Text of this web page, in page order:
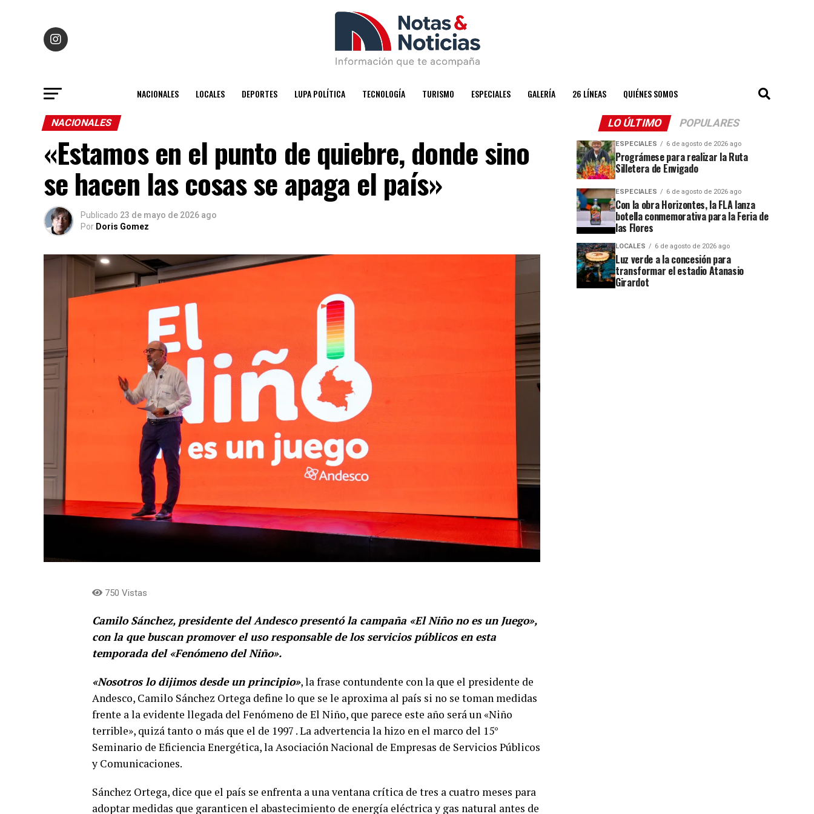
NACIONALES LOCALES DEPORTES LUPA POLÍTICA TECNOLOGÍA TURISMO ESPECIALES GALERÍA 26 LÍNEAS QUIÉNES SOMOS
NACIONALES
«Estamos en el punto de quiebre, donde sino
se hacen las cosas se apaga el país»
Publicado 23 de mayo de 2026 ago
Por Doris Gomez
750 Vistas
Camilo Sánchez, presidente del Andesco presentó la campaña «El Niño no es un Juego»,
con la que buscan promover el uso responsable de los servicios públicos en esta
temporada del «Fenómeno del Niño».
«Nosotros lo dijimos desde un principio», la frase contundente con la que el presidente de
Andesco, Camilo Sánchez Ortega define lo que se le aproxima al país si no se toman medidas
frente a la evidente llegada del Fenómeno de El Niño, que parece este año será un «Niño
terrible», quizá tanto o más que el de 1997 . La advertencia la hizo en el marco del 15°
Seminario de Eficiencia Energética, la Asociación Nacional de Empresas de Servicios Públicos
y Comunicaciones.
Sánchez Ortega, dice que el país se enfrenta a una ventana crítica de tres a cuatro meses para
adoptar medidas que garanticen el abastecimiento de energía eléctrica y gas natural antes de
LO ÚLTIMO POPULARES
ESPECIALES 6 de agosto de 2026 ago
Prográmese para realizar la Ruta
Silletera de Envigado
ESPECIALES 6 de agosto de 2026 ago
Con la obra Horizontes, la FLA lanza
botella conmemorativa para la Feria de
las Flores
LOCALES 6 de agosto de 2026 ago
Luz verde a la concesión para
transformar el estadio Atanasio
Girardot